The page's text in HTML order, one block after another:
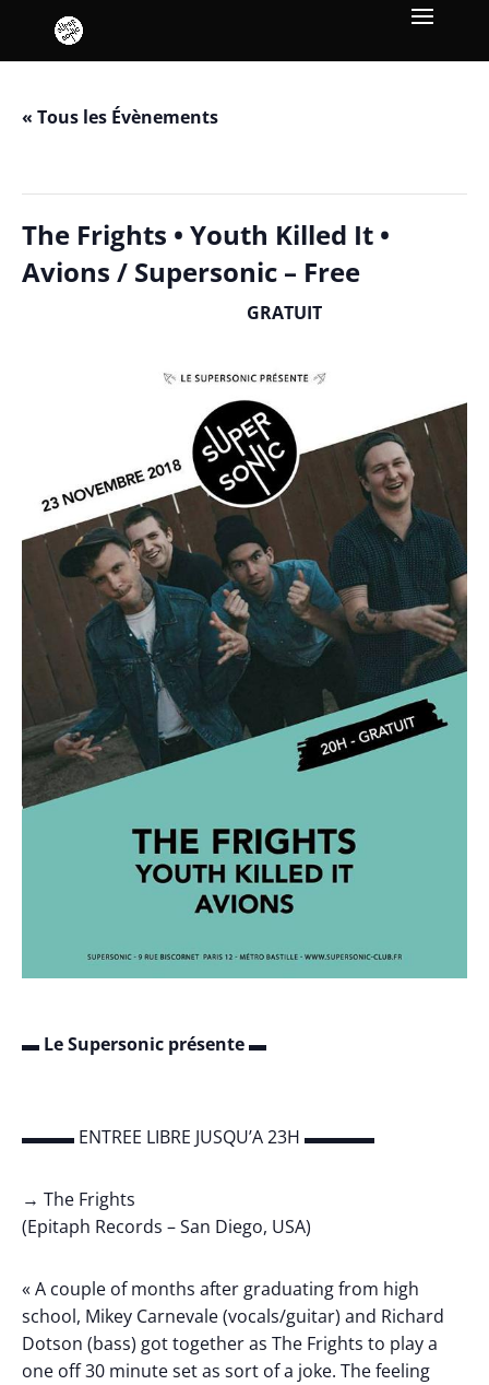
« Tous les Évènements
The Frights • Youth Killed It •
Avions / Supersonic – Free
GRATUIT
▬ Le Supersonic présente ▬
▬▬▬ ENTREE LIBRE JUSQU’A 23H ▬▬▬▬
→ The Frights
(Epitaph Records – San Diego, USA)
« A couple of months after graduating from high
school, Mikey Carnevale (vocals/guitar) and Richard
Dotson (bass) got together as The Frights to play a
one off 30 minute set as sort of a joke. The feeling